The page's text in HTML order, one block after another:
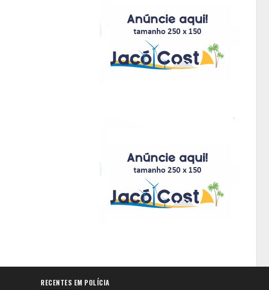
RECENTES EM POLÍCIA